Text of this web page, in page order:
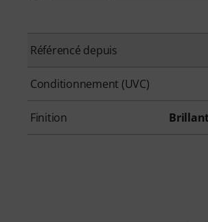
Référencé depuis
Conditionnement (UVC)
Finition